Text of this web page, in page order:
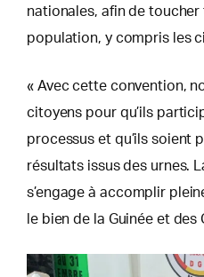
nationales, afin de
population, y compris les
« Avec cette convention,
citoyens pour qu’ils
processus et qu’ils soient
résultats issus des urnes.
s’engage à accomplir
le bien de la Guinée et des